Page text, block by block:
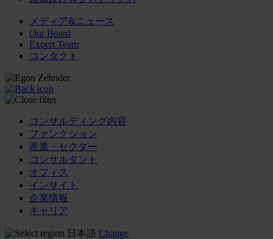
メディア&ニュース
Our Board
Expert Team
コンタクト
コンサルティング内容
ファンクション
産業・セクター
コンサルタント
オフィス
インサイト
企業情報
キャリア
日本語 Change